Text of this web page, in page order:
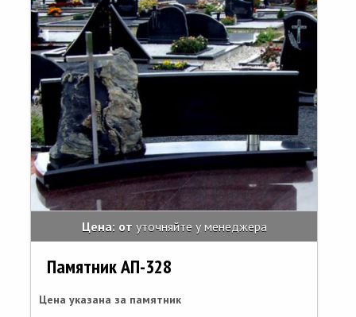
Цена: от уточняйте у менеджера
Памятник АП-328
Цена указана за памятник